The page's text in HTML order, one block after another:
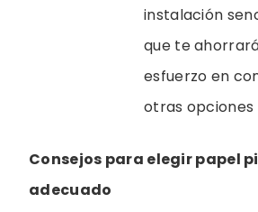
instalación
que te
esfuerzo en
otras opciones
Consejos para elegir papel
adecuado